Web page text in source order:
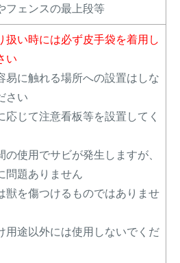
フェンスの最上段等
扱い時には必ず皮手袋を着用し
い
易に触れる場所への設置はしな
さい
応じて注意看板等を設置してく
の使用でサビが発生しますが、
問題ありません
獣を傷つけるものではありませ
用途以外には使用しないでくだ